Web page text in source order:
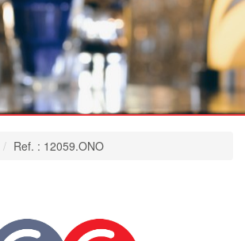
Ref. : 12059.ONO